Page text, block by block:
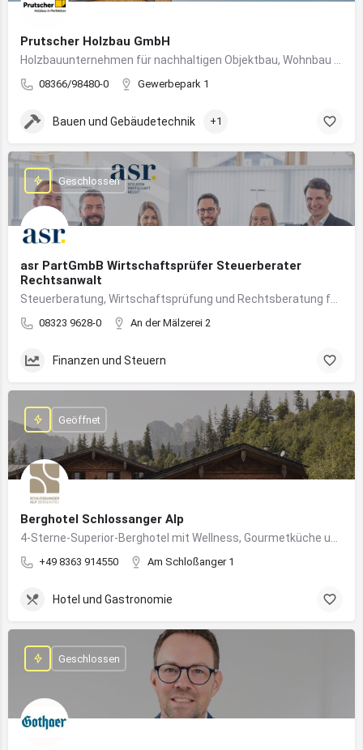
Prutscher Holzbau GmbH
08366/98480-0 Gewerbepark 1
Bauen und Gebäudetechnik +1
asr PartGmbB Wirtschaftsprüfer Steuerberater
Rechtsanwalt
08323 9628-0 An der Mälzerei 2
Geschlossen
Finanzen und Steuern
Berghotel Schlossanger Alp
+49 8363 914550 Am Schloßanger 1
Geöffnet
Hotel und Gastronomie
Geschlossen